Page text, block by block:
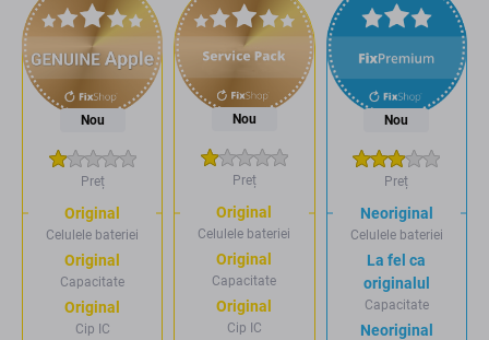
Nou
Preț
Original
Celulele bateriei
Original
Capacitate
Original
Cip IC
Nou
Preț
Original
Celulele bateriei
Original
Capacitate
Original
Cip IC
Nou
Preț
Neoriginal
Celulele bateriei
La fel ca
originalul
Capacitate
Neoriginal